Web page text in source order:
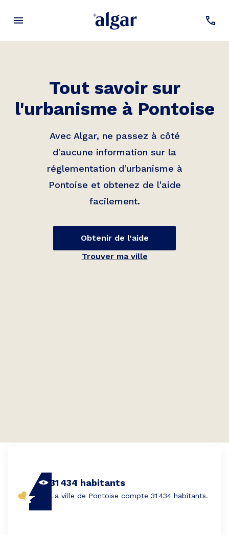
Tout savoir sur
l'urbanisme à Pontoise
Avec Algar, ne passez à côté
d'aucune information sur la
réglementation d'urbanisme à
Pontoise et obtenez de l'aide
facilement.
Obtenir de l’aide
Trouver ma ville
31 434 habitants
La ville de Pontoise compte 31 434 habitants.